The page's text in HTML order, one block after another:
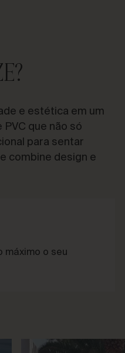
e estética em um
que não só
para sentar
combine design e
máximo o seu